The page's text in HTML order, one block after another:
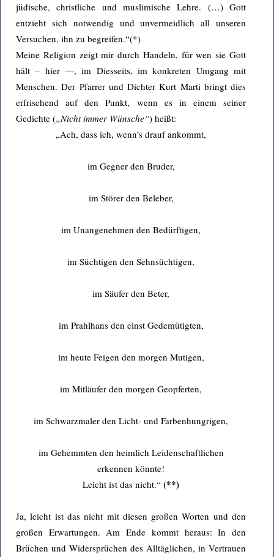
jüdische, christliche und muslimische Lehre. (…) Gott
entzieht sich notwendig und unvermeidlich all unseren
Versuchen, ihn zu begreifen.“(*)
Meine Religion zeigt mir durch Handeln, für wen sie Gott
hält – hier —, im Diesseits, im konkreten Umgang mit
Menschen. Der Pfarrer und Dichter Kurt Marti bringt dies
erfrischend auf den Punkt, wenn es in einem seiner
Gedichte („Nicht immer Wünsche“) heißt:
„Ach, dass ich, wenn’s drauf ankommt,
im Gegner den Bruder,
im Störer den Beleber,
im Unangenehmen den Bedürftigen,
im Süchtigen den Sehnsüchtigen,
im Säufer den Beter,
im Prahlhans den einst Gedemütigten,
im heute Feigen den morgen Mutigen,
im Mitläufer den morgen Geopferten,
im Schwarzmaler den Licht- und Farbenhungrigen,
im Gehemmten den heimlich Leidenschaftlichen
erkennen könnte!
Leicht ist das nicht.“ (**)
Ja, leicht ist das nicht mit diesen großen Worten und den
großen Erwartungen. Am Ende kommt heraus: In den
Brüchen und Widersprüchen des Alltäglichen, in Vertrauen